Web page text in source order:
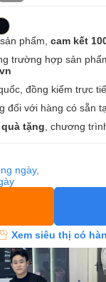
phẩm, cam kết
trường hợp sản
đồng kiểm trực
đối với hàng có sẵn
tặng , chương
ngày,
Xem siêu thị có